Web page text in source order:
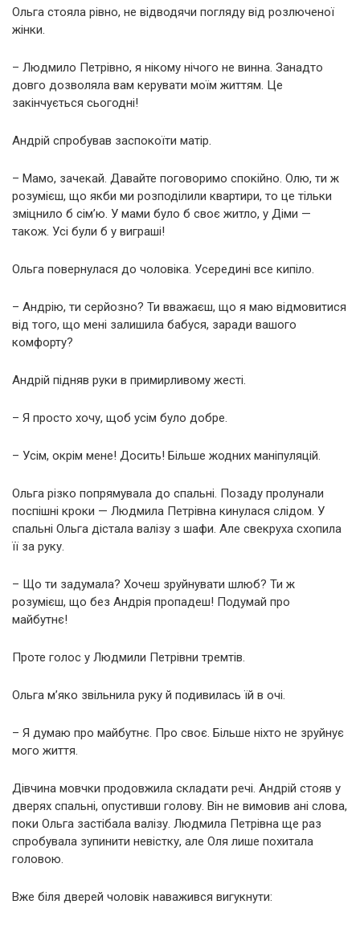
Ольга стояла рівно, не відводячи погляду від розлюченої
жінки.
– Людмило Петрівно, я нікому нічого не винна. Занадто
довго дозволяла вам керувати моїм життям. Це
закінчується сьогодні!
Андрій спробував заспокоїти матір.
– Мамо, зачекай. Давайте поговоримо спокійно. Олю, ти ж
розумієш, що якби ми розподілили квартири, то це тільки
зміцнило б сім’ю. У мами було б своє житло, у Діми —
також. Усі були б у виграші!
Ольга повернулася до чоловіка. Усередині все кипіло.
– Андрію, ти серйозно? Ти вважаєш, що я маю відмовитися
від того, що мені залишила бабуся, заради вашого
комфорту?
Андрій підняв руки в примирливому жесті.
– Я просто хочу, щоб усім було добре.
– Усім, окрім мене! Досить! Більше жодних маніпуляцій.
Ольга різко попрямувала до спальні. Позаду пролунали
поспішні кроки — Людмила Петрівна кинулася слідом. У
спальні Ольга дістала валізу з шафи. Але свекруха схопила
її за руку.
– Що ти задумала? Хочеш зруйнувати шлюб? Ти ж
розумієш, що без Андрія пропадеш! Подумай про
майбутнє!
Проте голос у Людмили Петрівни тремтів.
Ольга м’яко звільнила руку й подивилась їй в очі.
– Я думаю про майбутнє. Про своє. Більше ніхто не зруйнує
мого життя.
Дівчина мовчки продовжила складати речі. Андрій стояв у
дверях спальні, опустивши голову. Він не вимовив ані слова,
поки Ольга застібала валізу. Людмила Петрівна ще раз
спробувала зупинити невістку, але Оля лише похитала
головою.
Вже біля дверей чоловік наважився вигукнути: